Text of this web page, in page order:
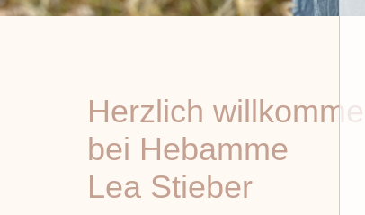
Herzlich willkommen
bei Hebamme
Lea Stieber